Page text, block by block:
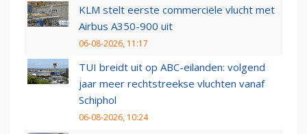
KLM stelt eerste commerciële vlucht met
Airbus A350-900 uit
06-08-2026, 11:17
TUI breidt uit op ABC-eilanden: volgend
jaar meer rechtstreekse vluchten vanaf
Schiphol
06-08-2026, 10:24